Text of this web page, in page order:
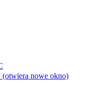
(otwiera nowe okno)